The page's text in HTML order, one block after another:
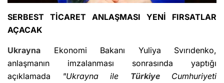
SERBEST TİCARET ANLAŞMASI YENİ FIRSATLAR
AÇACAK
Ukrayna Ekonomi Bakanı Yuliya Svırıdenko,
anlaşmanın imzalanması sonrasında yaptığı
açıklamada
"Ukrayna ile TürkiyeCumhuriyeti